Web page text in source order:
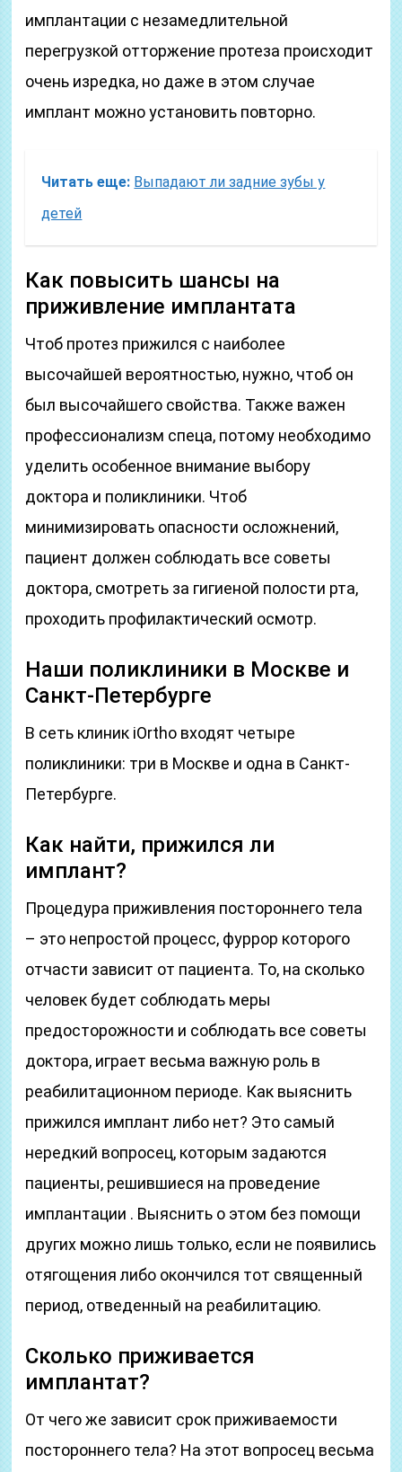
имплантации с незамедлительной
перегрузкой отторжение протеза происходит
очень изредка, но даже в этом случае
имплант можно установить повторно.
Читать еще: Выпадают ли задние зубы у
детей
Как повысить шансы на
приживление имплантата
Чтоб протез прижился с наиболее
высочайшей вероятностью, нужно, чтоб он
был высочайшего свойства. Также важен
профессионализм спеца, потому необходимо
уделить особенное внимание выбору
доктора и поликлиники. Чтоб
минимизировать опасности осложнений,
пациент должен соблюдать все советы
доктора, смотреть за гигиеной полости рта,
проходить профилактический осмотр.
Наши поликлиники в Москве и
Санкт-Петербурге
В сеть клиник iOrtho входят четыре
поликлиники: три в Москве и одна в Санкт-
Петербурге.
Как найти, прижился ли
имплант?
Процедура приживления постороннего тела
– это непростой процесс, фуррор которого
отчасти зависит от пациента. То, на сколько
человек будет соблюдать меры
предосторожности и соблюдать все советы
доктора, играет весьма важную роль в
реабилитационном периоде. Как выяснить
прижился имплант либо нет? Это самый
нередкий вопросец, которым задаются
пациенты, решившиеся на проведение
имплантации . Выяснить о этом без помощи
других можно лишь только, если не появились
отягощения либо окончился тот священный
период, отведенный на реабилитацию.
Сколько приживается
имплантат?
От чего же зависит срок приживаемости
постороннего тела? На этот вопросец весьма